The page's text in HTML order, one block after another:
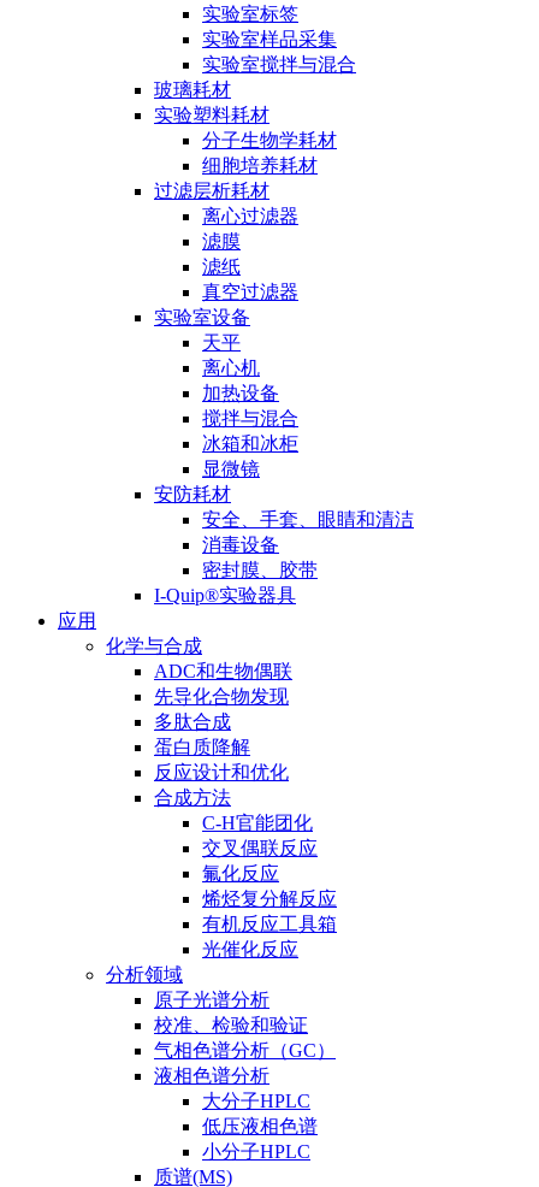
实验室标签
实验室样品采集
实验室搅拌与混合
玻璃耗材
实验塑料耗材
分子生物学耗材
细胞培养耗材
过滤层析耗材
离心过滤器
滤膜
滤纸
真空过滤器
实验室设备
天平
离心机
加热设备
搅拌与混合
冰箱和冰柜
显微镜
安防耗材
安全、手套、眼睛和清洁
消毒设备
密封膜、胶带
I-Quip®️实验器具
应用
化学与合成
ADC和生物偶联
先导化合物发现
多肽合成
蛋白质降解
反应设计和优化
合成方法
C-H官能团化
交叉偶联反应
氟化反应
烯烃复分解反应
有机反应工具箱
光催化反应
分析领域
原子光谱分析
校准、检验和验证
气相色谱分析（GC）
液相色谱分析
大分子HPLC
低压液相色谱
小分子HPLC
质谱(MS)